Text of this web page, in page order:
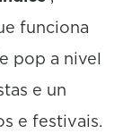
funciona
pop a nivel
e un
e festivais.